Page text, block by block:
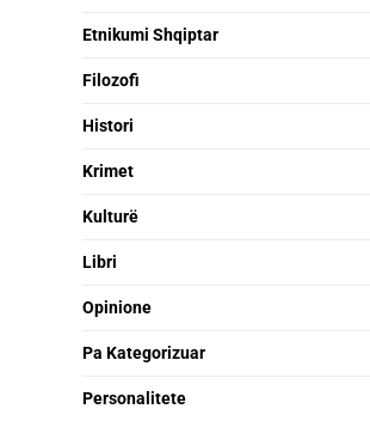
Etnikumi Shqiptar
Filozofi
Histori
Krimet
Kulturë
Libri
Opinione
Pa Kategorizuar
Personalitete